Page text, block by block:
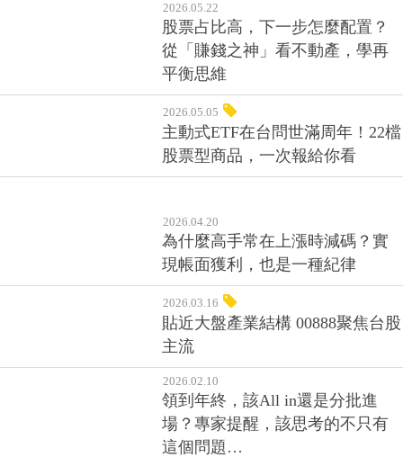
2026.05.22
股票占比高，下一步怎麼配置？
從「賺錢之神」看不動產，學再
平衡思維
2026.05.05
主動式ETF在台問世滿周年！22檔
股票型商品，一次報給你看
2026.04.20
為什麼高手常在上漲時減碼？實
現帳面獲利，也是一種紀律
2026.03.16
貼近大盤產業結構 00888聚焦台股
主流
2026.02.10
領到年終，該All in還是分批進
場？專家提醒，該思考的不只有
這個問題…